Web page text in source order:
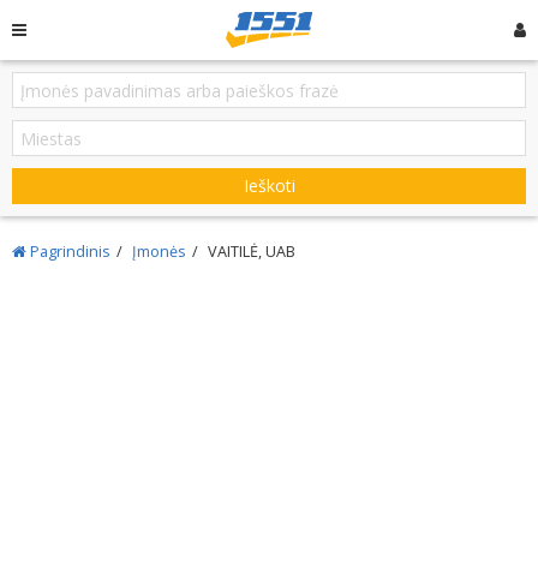
Ieškoti
Pagrindinis Įmonės VAITILĖ, UAB